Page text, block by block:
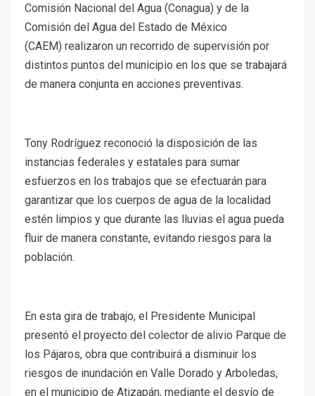
Comisión Nacional del Agua (Conagua) y de la
Comisión del Agua del Estado de México
(CAEM) realizaron un recorrido de supervisión por
distintos puntos del municipio en los que se trabajará
de manera conjunta en acciones preventivas.
Tony Rodríguez reconoció la disposición de las
instancias federales y estatales para sumar
esfuerzos en los trabajos que se efectuarán para
garantizar que los cuerpos de agua de la localidad
estén limpios y que durante las lluvias el agua pueda
fluir de manera constante, evitando riesgos para la
población.
En esta gira de trabajo, el Presidente Municipal
presentó el proyecto del colector de alivio Parque de
los Pájaros, obra que contribuirá a disminuir los
riesgos de inundación en Valle Dorado y Arboledas,
en el municipio de Atizapán, mediante el desvío de